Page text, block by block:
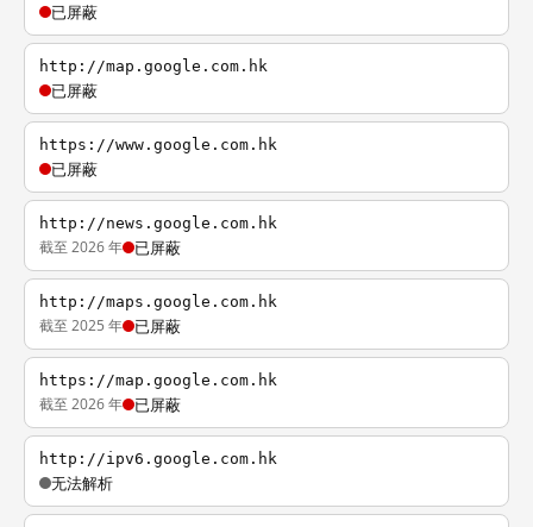
已屏蔽
http://map.google.com.hk
已屏蔽
https://www.google.com.hk
已屏蔽
http://news.google.com.hk
截至 2026 年 已屏蔽
http://maps.google.com.hk
截至 2025 年 已屏蔽
https://map.google.com.hk
截至 2026 年 已屏蔽
http://ipv6.google.com.hk
无法解析